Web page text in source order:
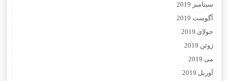
سپتامبر 2019
آگوست 2019
جولای 2019
ژوئن 2019
می 2019
آوریل 2019